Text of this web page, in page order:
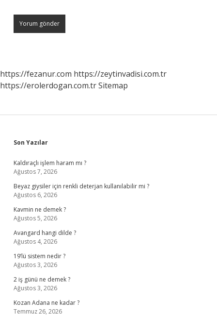
https://fezanur.com https://zeytinvadisi.com.tr
https://erolerdogan.com.trSitemap
Sidebar
Son Yazılar
Kaldıraçlı işlem haram mı ?
Ağustos 7, 2026
Beyaz giysiler için renkli deterjan kullanılabilir mi ?
Ağustos 6, 2026
Kavmin ne demek ?
Ağustos 5, 2026
Avangard hangi dilde ?
Ağustos 4, 2026
19’lü sistem nedir ?
Ağustos 3, 2026
2 iş günü ne demek ?
Ağustos 3, 2026
Kozan Adana ne kadar ?
Temmuz 26, 2026